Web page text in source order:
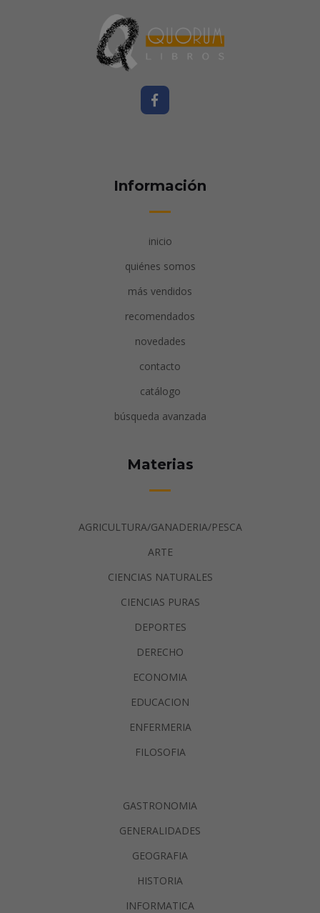
Información
inicio
quiénes somos
más vendidos
recomendados
novedades
contacto
catálogo
búsqueda avanzada
Materias
AGRICULTURA/GANADERIA/PESCA
ARTE
CIENCIAS NATURALES
CIENCIAS PURAS
DEPORTES
DERECHO
ECONOMIA
EDUCACION
ENFERMERIA
FILOSOFIA
GASTRONOMIA
GENERALIDADES
GEOGRAFIA
HISTORIA
INFORMATICA